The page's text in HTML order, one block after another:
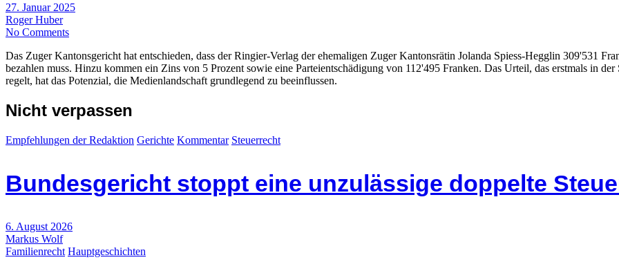
27. Januar 2025
Roger Huber
No Comments
Das Zuger Kantonsgericht hat entschieden, dass der Ringier-Verlag der ehemaligen Zuger Kantonsrätin Jolanda Spiess-Hegglin 309'531
bezahlen muss. Hinzu kommen ein Zins von 5 Prozent sowie eine Parteientschädigung von 112'495 Franken. Das Urteil, das erstmals in
regelt, hat das Potenzial, die Medienlandschaft grundlegend zu beeinflussen.
Nicht verpassen
Empfehlungen der Redaktion Gerichte Kommentar Steuerrecht
Bundesgericht stoppt eine unzulässige doppelte
6. August 2026
Markus Wolf
Familienrecht Hauptgeschichten